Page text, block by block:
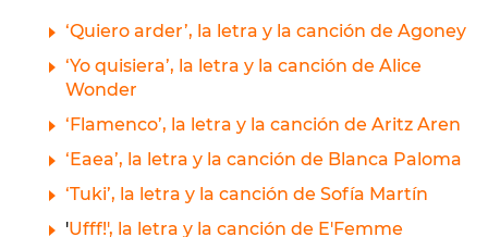
‘Quiero arder’, la letra y la canción de Agoney
‘Yo quisiera’, la letra y la canción de Alice
Wonder
‘Flamenco’, la letra y la canción de Aritz Aren
‘Eaea’, la letra y la canción de Blanca Paloma
‘Tuki’, la letra y la canción de Sofía Martín
'Ufff!', la letra y la canción de E'Femme